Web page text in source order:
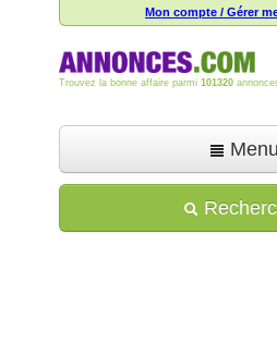
Mon compte / Gérer
Trouvez la bonne affaire parmi 101320
Menu
Déposer une